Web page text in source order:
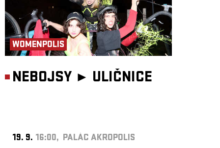
WOMENPOLIS
NEBOJSY ► ULIČNICE
19. 9. 16:00, PALÁC AKROPOLIS